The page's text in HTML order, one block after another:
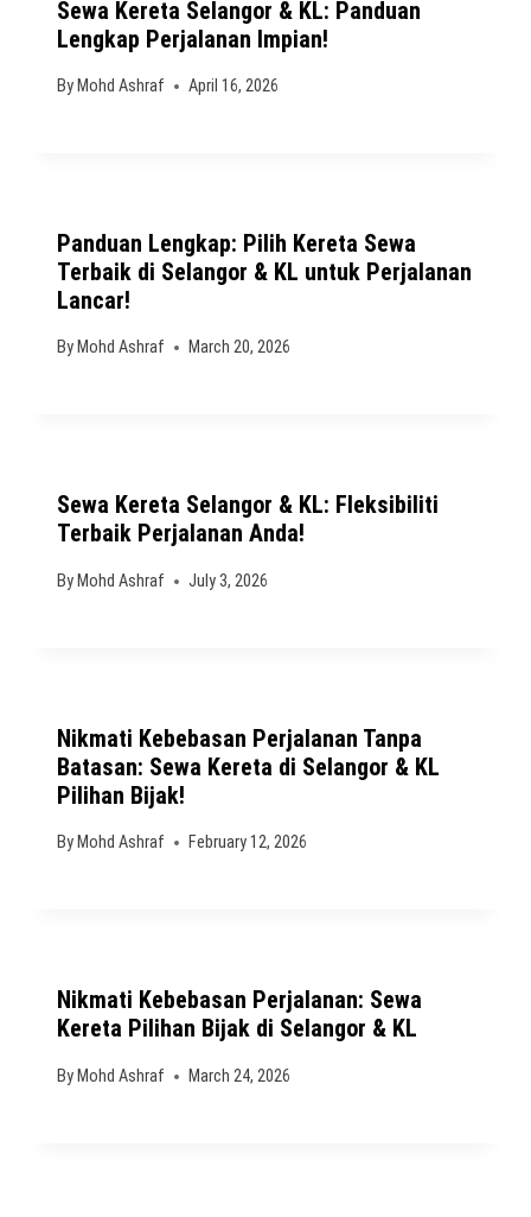
Sewa Kereta Selangor & KL: Panduan
Lengkap Perjalanan Impian!
By Mohd Ashraf April 16, 2026
Panduan Lengkap: Pilih Kereta Sewa
Terbaik di Selangor & KL untuk Perjalanan
Lancar!
ByMohd Ashraf March 20, 2026
Sewa Kereta Selangor & KL: Fleksibiliti
Terbaik Perjalanan Anda!
By Mohd Ashraf July 3, 2026
Nikmati Kebebasan Perjalanan Tanpa
Batasan: Sewa Kereta di Selangor & KL
Pilihan Bijak!
By Mohd Ashraf February 12, 2026
Nikmati Kebebasan Perjalanan: Sewa
Kereta Pilihan Bijak di Selangor & KL
By Mohd Ashraf March 24, 2026